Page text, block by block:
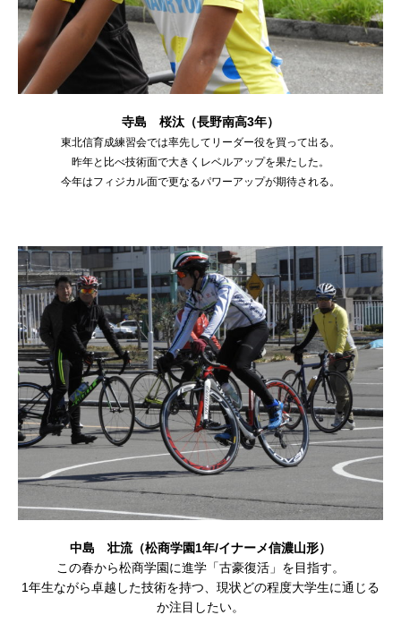
寺島 桜汰（長野南高3年）
東北信育成練習会では率先してリーダー役を買って出る。
昨年と比べ技術面で大きくレベルアップを果たした。
今年はフィジカル面で更なるパワーアップが期待される。
中島 壮流（松商学園1年/イナーメ信濃山形）
この春から松商学園に進学「古豪復活」を目指す。
1年生ながら卓越した技術を持つ、現状どの程度大学生に通じる
か注目したい。